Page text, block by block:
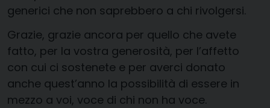
generici che non saprebbero a chi rivolgersi.
Grazie, grazie ancora per quello che avete
fatto, per la vostra generosità, per l’affetto
con cui ci sostenete e per averci donato
anche quest’anno la possibilità di essere in
mezzo a voi, voce di chi non ha voce.